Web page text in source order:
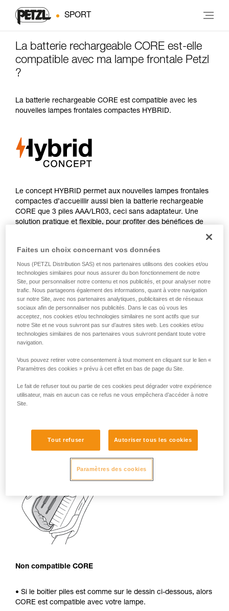
SPORT
La batterie rechargeable CORE est-elle
compatible avec ma lampe frontale Petzl
?
La batterie rechargeable CORE est compatible avec les
nouvelles lampes frontales compactes HYBRID.
Le concept HYBRID permet aux nouvelles lampes frontales
compactes d’accueillir aussi bien la batterie rechargeable
CORE que 3 piles AAA/LR03, ceci sans adaptateur. Une
solution pratique et flexible, pour profiter des bénéfices de
Pour savoir si votre lampe frontale est compatible avec la
1. Ouvrez votre lampe.
2. Retirez les piles.
• Si le boîtier piles est comme sur le dessin ci-dessous, alors
Non compatible CORE
• Si le boîtier piles est comme sur le dessin ci-dessous, alors
CORE est compatible avec votre lampe.
Faites un choix concernant vos données
Nous (PETZL Distribution SAS) et nos partenaires utilisons des cookies et/ou
technologies similaires pour nous assurer du bon fonctionnement de notre
Site, pour personnaliser notre contenu et nos publicités, et pour analyser notre
trafic. Nous partageons également des informations, quant à votre navigation
sur notre Site, avec nos partenaires analytiques, publicitaires et de réseaux
sociaux afin de personnaliser nos publicités. Dans le cas où vous les
acceptez, nos cookies et/ou technologies similaires ne sont actifs que sur
notre Site et ne vous suivront pas sur d’autres sites web. Les cookies et/ou
technologies similaires de nos partenaires vous suivront pendant toute votre
navigation.
Vous pouvez retirer votre consentement à tout moment en cliquant sur le lien «
Paramètres des cookies » prévu à cet effet en bas de page du Site.
Le fait de refuser tout ou partie de ces cookies peut dégrader votre expérience
utilisateur, mais en aucun cas ce refus ne vous empêchera d’accéder à notre
Site.
Tout refuser Autoriser tous les cookies
Paramètres des cookies